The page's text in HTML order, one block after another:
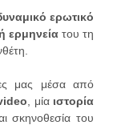
ερωτικό
ερμηνεία του τη
μας μέσα από
, μίαιστορία
σκηνοθεσία του